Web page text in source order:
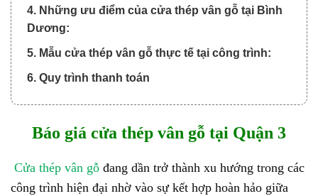
4. Những ưu điểm của cửa thép vân gỗ tại Bình
Dương:
5. Mẫu cửa thép vân gỗ thực tế tại công trình:
6. Quy trình thanh toán
Báo giá cửa thép vân gỗ tại Quận 3
Cửa thép vân gỗ đang dần trở thành xu hướng trong các
công trình hiện đại nhờ vào sự kết hợp hoàn hảo giữa